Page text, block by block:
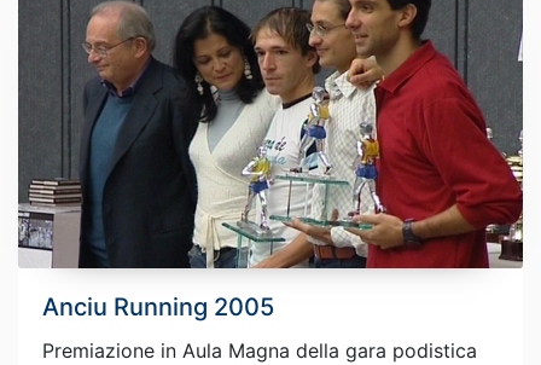
Anciu Running 2005
Premiazione in Aula Magna della gara podistica